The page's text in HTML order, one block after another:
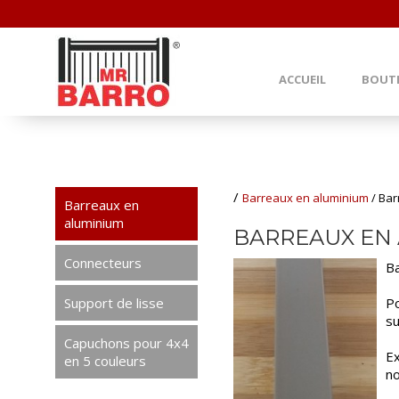
ACCUEIL
Barreaux en
aluminium
Connecteurs
Support de lisse
Capuchons pour 4x4
en 5 couleurs
/ Barreaux en aluminium /
BARREAUX